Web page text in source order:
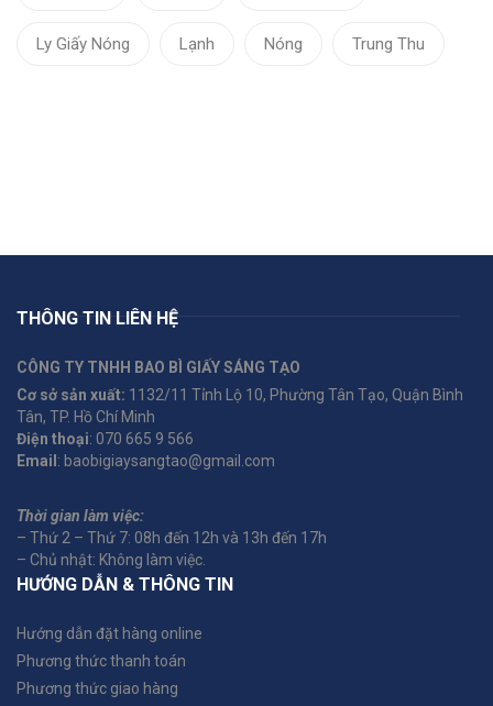
Ly Giấy Nóng Lạnh Nóng Trung Thu
THÔNG TIN LIÊN HỆ
CÔNG TY TNHH BAO BÌ GIẤY SÁNG TẠO
Cơ sở sản xuất: 1132/11 Tỉnh Lộ 10, Phường Tân Tạo, Quận Bình
Tân, TP. Hồ Chí Minh
Điện thoại: 070 665 9 566
Email : baobigiaysangtao@gmail.com
Thời gian làm việc:
– Thứ 2 – Thứ 7: 08h đến 12h và 13h đến 17h
– Chủ nhật: Không làm việc.
HƯỚNG DẪN & THÔNG TIN
Hướng dẫn đặt hàng online
Phương thức thanh toán
Phương thức giao hàng